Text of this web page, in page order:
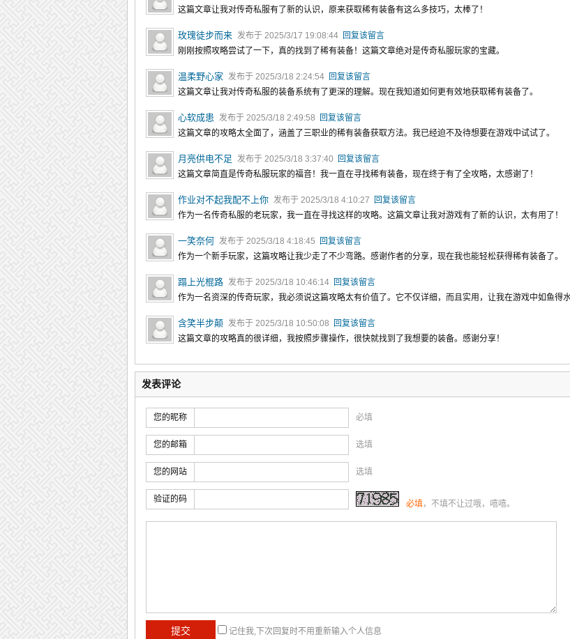
这篇文章让我对传奇私服有了新的认识，原来获取稀有装备有这么多技巧，太棒了！
玫瑰徒步而来 发布于 2025/3/17 19:08:44 回复该留言
刚刚按照攻略尝试了一下，真的找到了稀有装备！这篇文章绝对是传奇私服玩家的宝藏。
温柔野心家 发布于 2025/3/18 2:24:54 回复该留言
这篇文章让我对传奇私服的装备系统有了更深的理解。现在我知道如何更有效地获取稀有装备了。
心软成患 发布于 2025/3/18 2:49:58
回复该留言
这篇文章的攻略太全面了，涵盖了三职业的稀有装备获取方法。我已经迫不及待想要在游戏中试试了。
月亮供电不足 发布于 2025/3/18 3:37:40
回复该留言
这篇文章简直是传奇私服玩家的福音！我一直在寻找稀有装备，现在终于有了全攻略，太感谢了！
作业对不起我配不上你 发布于 2025/3/18 4:10:27
回复该留言
作为一名传奇私服的老玩家，我一直在寻找这样的攻略。这篇文章让我对游戏有了新的认识，太有用了！
一笑奈何 发布于 2025/3/18 4:18:45
回复该留言
作为一个新手玩家，这篇攻略让我少走了不少弯路。感谢作者的分享，现在我也能轻松获得稀有装备了。
蹋上光棍路 发布于 2025/3/18 10:46:14 回复该留言
作为一名资深的传奇玩家，我必须说这篇攻略太有价值了。它不仅详细，而且实用，让我在游戏中如鱼得水
含笑半步颠 发布于 2025/3/18 10:50:08
回复该留言
这篇文章的攻略真的很详细，我按照步骤操作，很快就找到了我想要的装备。感谢分享！
发表评论
您的昵称 必填
您的邮箱 选填
您的网站 选填
验证的码 必填，不填不让过哦，嘻嘻。
记住我,下次回复时不用重新输入个人信息